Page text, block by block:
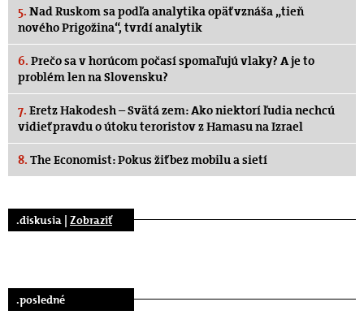
5. Nad Ruskom sa podľa analytika opäť vznáša „tieň
nového Prigožina“, tvrdí analytik
6. Prečo sa v horúcom počasí spomaľujú vlaky? A je to
problém len na Slovensku?
7. Eretz Hakodesh – Svätá zem: Ako niektorí ľudia nechcú
vidieť pravdu o útoku teroristov z Hamasu na Izrael
8. The Economist: Pokus žiť bez mobilu a sietí
.diskusia | Zobraziť
.posledné